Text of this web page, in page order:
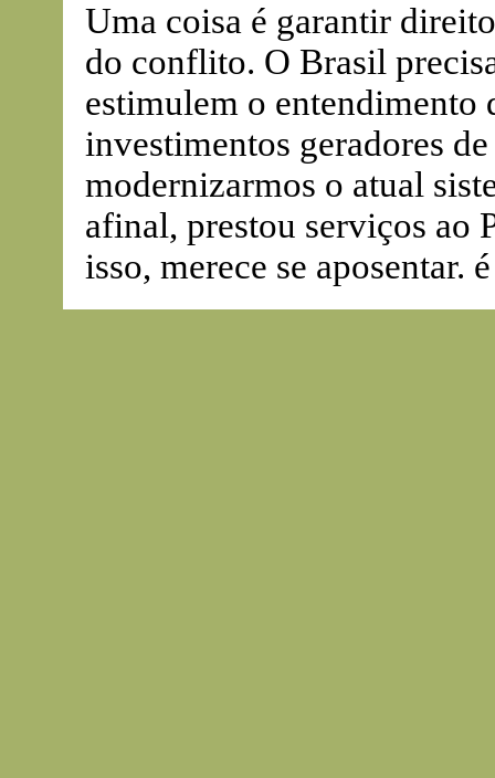
Uma coisa é garantir
do conflito. O Brasil
estimulem o entendimento
investimentos geradores
modernizarmos o atual
afinal, prestou serviços ao
isso, merece se aposentar.